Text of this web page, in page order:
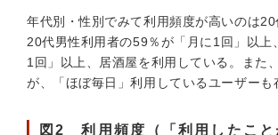
年代別・性別でみて利用頻度が高いのは20
20代男性利用者の59％が「月に1回」以上
1回」以上、居酒屋を利用している。また
が、「ほぼ毎日」利用しているユーザーも
図2 利用頻度（「利用したこと